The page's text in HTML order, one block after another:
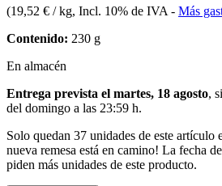
(19,52 € / kg, Incl. 10% de IVA - Más
Contenido: 230 g
En almacén
Entrega prevista el martes, 18 agosto,
del domingo a las 23:59 h.
Solo quedan 37 unidades de este artículo
nueva remesa está en camino! La fecha
piden más unidades de este producto.